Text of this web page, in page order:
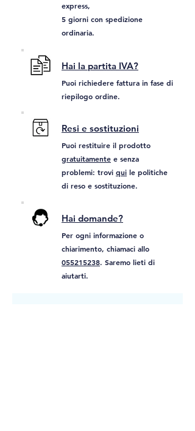
express,
5 giorni con spedizione
ordinaria.
Hai la partita IVA?
Puoi richiedere fattura in fase di
riepilogo ordine.
Resi e sostituzioni
Puoi restituire il prodotto
gratuitamente e senza
problemi: trovi qui le politiche
di reso e sostituzione.
Hai domande?
Per ogni informazione o
chiarimento, chiamaci allo
055215238. Saremo lieti di
aiutarti.